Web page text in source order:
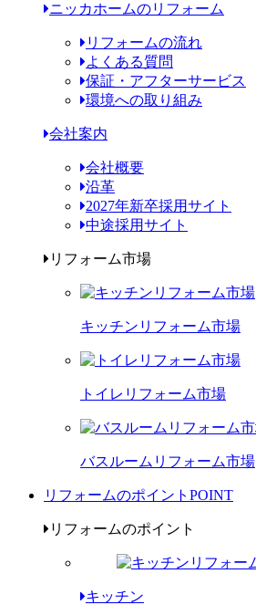
ニッカホームのリフォーム
リフォームの流れ
よくある質問
保証・アフターサービス
環境への取り組み
会社案内
会社概要
沿革
2027年新卒採用サイト
中途採用サイト
リフォーム市場
キッチンリフォーム市場
トイレリフォーム市場
バスルームリフォーム市場
リフォームのポイント POINT
リフォームのポイント
キッチン